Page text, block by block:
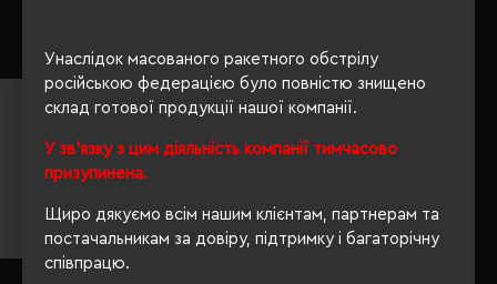
Унаслідок масованого ракетного обстрілу
російською федерацією було повністю знищено
склад готової продукції нашої компанії.
У зв'язку з цим діяльність компанії тимчасово
призупинена.
Щиро дякуємо всім нашим клієнтам, партнерам та
постачальникам за довіру, підтримку і багаторічну
співпрацю.
Детальніше...